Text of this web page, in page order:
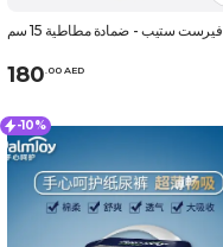
فيرست ستيب - ضمادة مطاطية 15 سم
180.00 AED
-10%